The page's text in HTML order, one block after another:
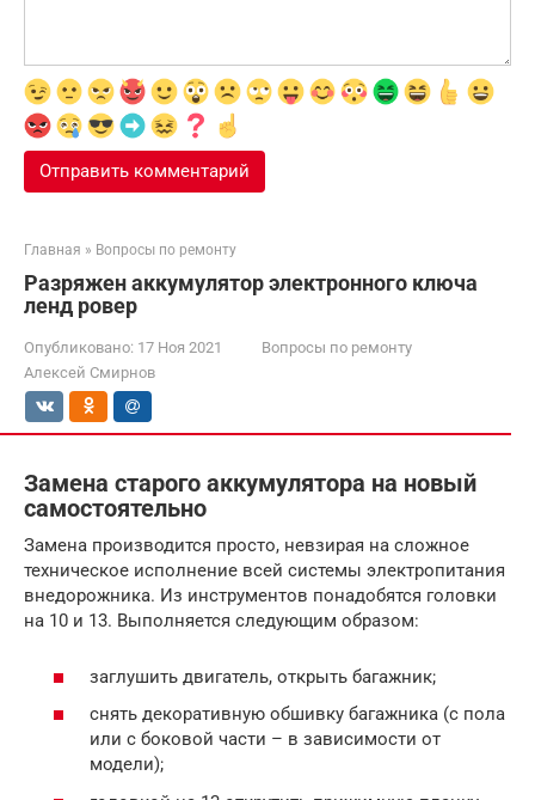
Главная » Вопросы по ремонту
Разряжен аккумулятор электронного ключа
ленд ровер
Опубликовано: 17 Ноя 2021
Вопросы по ремонту
Алексей Смирнов
Замена старого аккумулятора на новый
самостоятельно
Замена производится просто, невзирая на сложное
техническое исполнение всей системы электропитания
внедорожника. Из инструментов понадобятся головки
на 10 и 13. Выполняется следующим образом:
заглушить двигатель, открыть багажник;
снять декоративную обшивку багажника (с пола
или с боковой части – в зависимости от
модели);